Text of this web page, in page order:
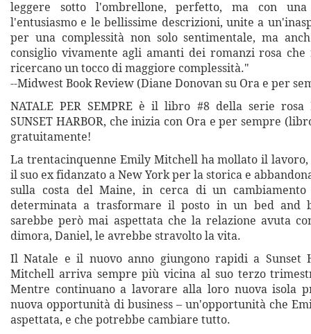
leggere sotto l'ombrellone, perfetto, ma con
l'entusiasmo e le bellissime descrizioni, unite a
per una complessità non solo sentimentale, ma
consiglio vivamente agli amanti dei romanzi rosa
ricercano un tocco di maggiore complessità."
--Midwest Book Review (Diane Donovan su Ora e per
NATALE PER SEMPRE è il libro #8 della serie rosa
SUNSET HARBOR, che inizia con Ora e per sempre
gratuitamente!
La trentacinquenne Emily Mitchell ha mollato il
il suo ex fidanzato a New York per la storica e
sulla costa del Maine, in cerca di un
determinata a trasformare il posto in un bed and
sarebbe però mai aspettata che la relazione avuta
dimora, Daniel, le avrebbe stravolto la vita.
Il Natale e il nuovo anno giungono rapidi a Sunset
Mitchell arriva sempre più vicina al suo terzo
Mentre continuano a lavorare alla loro nuova isola
nuova opportunità di business – un'opportunità che
aspettata, e che potrebbe cambiare tutto.